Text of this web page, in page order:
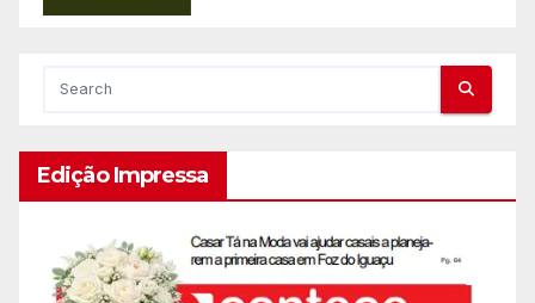
Edição Impressa